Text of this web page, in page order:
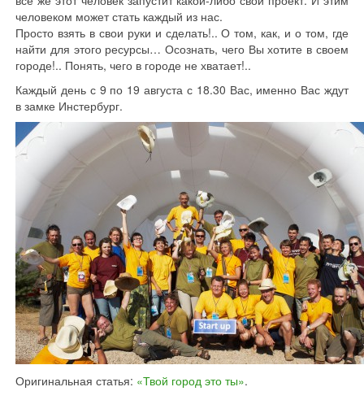
человеком может стать каждый из нас.
Просто взять в свои руки и сделать!.. О том, как, и о том, где
найти для этого ресурсы… Осознать, чего Вы хотите в своем
городе!.. Понять, чего в городе не хватает!..
Каждый день с 9 по 19 августа с 18.30 Вас, именно Вас ждут
в замке Инстербург.
Оригинальная статья: «Твой город это ты».